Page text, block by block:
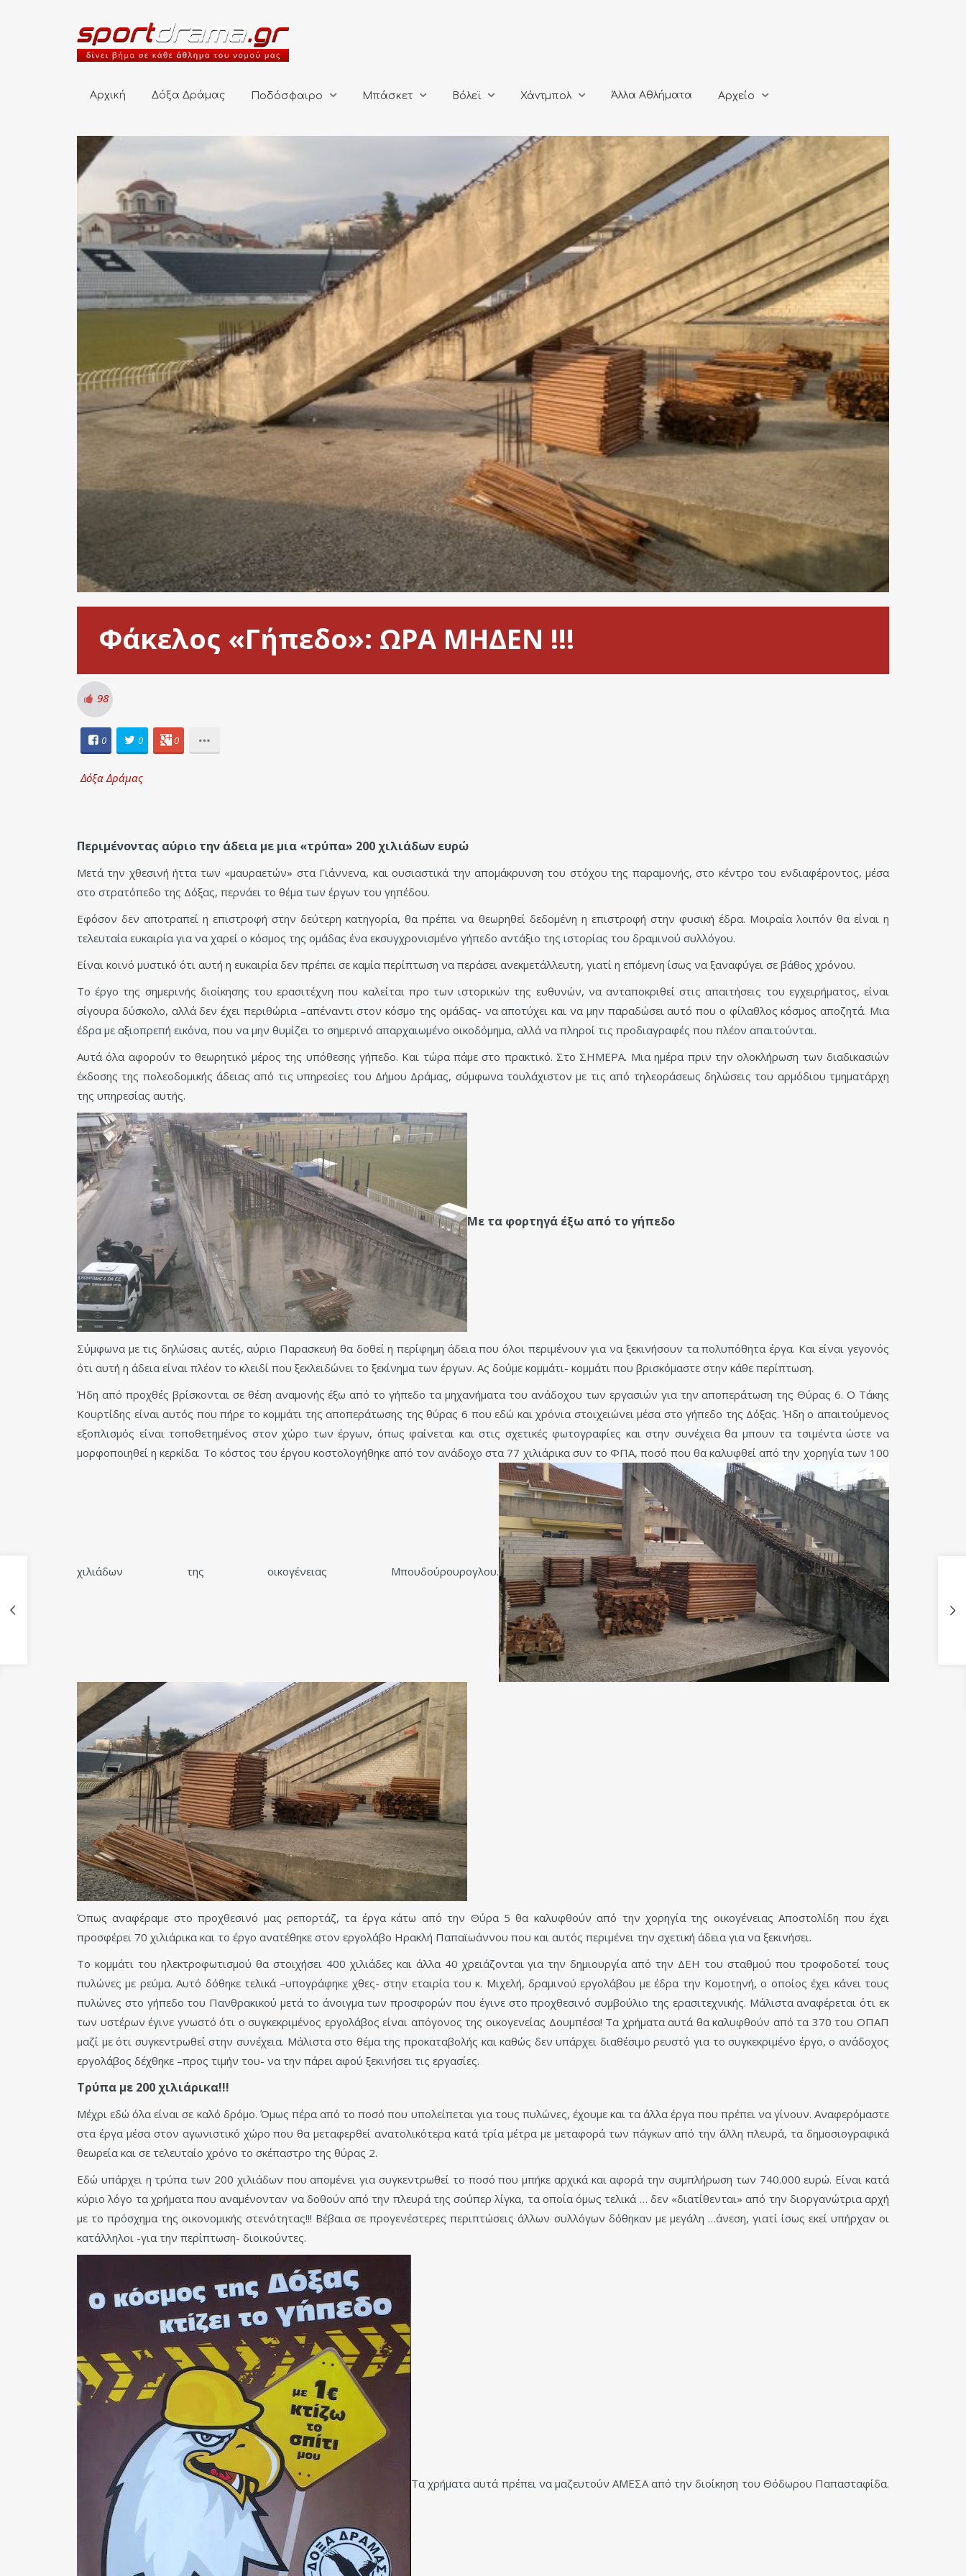
Αρχική Δόξα Δράμας Ποδόσφαιρο Μπάσκετ Βόλεϊ Χάντμπολ Άλλα Αθλήματα Αρχείο
Φάκελος «Γήπεδο»: ΩΡΑ ΜΗΔΕΝ !!!
98
0 0 0
Δόξα Δράμας
Περιμένοντας αύριο την άδεια με μια «τρύπα» 200 χιλιάδων ευρώ
Μετά την χθεσινή ήττα των «μαυραετών» στα Γιάννενα, και ουσιαστικά την απομάκρυνση του στόχου της παραμονής, στο κέντρο του ενδιαφέροντος, μέσα
στο στρατόπεδο της Δόξας, περνάει το θέμα των έργων του γηπέδου.
Εφόσον δεν αποτραπεί η επιστροφή στην δεύτερη κατηγορία, θα πρέπει να θεωρηθεί δεδομένη η επιστροφή στην φυσική έδρα. Μοιραία λοιπόν θα είναι η
τελευταία ευκαιρία για να χαρεί ο κόσμος της ομάδας ένα εκσυγχρονισμένο γήπεδο αντάξιο της ιστορίας του δραμινού συλλόγου.
Είναι κοινό μυστικό ότι αυτή η ευκαιρία δεν πρέπει σε καμία περίπτωση να περάσει ανεκμετάλλευτη, γιατί η επόμενη ίσως να ξαναφύγει σε βάθος χρόνου.
Το έργο της σημερινής διοίκησης του ερασιτέχνη που καλείται προ των ιστορικών της ευθυνών, να ανταποκριθεί στις απαιτήσεις του εγχειρήματος, είναι
σίγουρα δύσκολο, αλλά δεν έχει περιθώρια –απέναντι στον κόσμο της ομάδας- να αποτύχει και να μην παραδώσει αυτό που ο φίλαθλος κόσμος αποζητά. Μια
έδρα με αξιοπρεπή εικόνα, που να μην θυμίζει το σημερινό απαρχαιωμένο οικοδόμημα, αλλά να πληροί τις προδιαγραφές που πλέον απαιτούνται.
Αυτά όλα αφορούν το θεωρητικό μέρος της υπόθεσης γήπεδο. Και τώρα πάμε στο πρακτικό. Στο ΣΗΜΕΡΑ. Μια ημέρα πριν την ολοκλήρωση των διαδικασιών
έκδοσης της πολεοδομικής άδειας από τις υπηρεσίες του Δήμου Δράμας, σύμφωνα τουλάχιστον με τις από τηλεοράσεως δηλώσεις του αρμόδιου τμηματάρχη
της υπηρεσίας αυτής.
Με τα φορτηγά έξω από το γήπεδο
Σύμφωνα με τις δηλώσεις αυτές, αύριο Παρασκευή θα δοθεί η περίφημη άδεια που όλοι περιμένουν για να ξεκινήσουν τα πολυπόθητα έργα. Και είναι γεγονός
ότι αυτή η άδεια είναι πλέον το κλειδί που ξεκλειδώνει το ξεκίνημα των έργων. Ας δούμε κομμάτι- κομμάτι που βρισκόμαστε στην κάθε περίπτωση.
Ήδη από προχθές βρίσκονται σε θέση αναμονής έξω από το γήπεδο τα μηχανήματα του ανάδοχου των εργασιών για την αποπεράτωση της Θύρας 6. Ο Τάκης
Κουρτίδης είναι αυτός που πήρε το κομμάτι της αποπεράτωσης της θύρας 6 που εδώ και χρόνια στοιχειώνει μέσα στο γήπεδο της Δόξας. Ήδη ο απαιτούμενος
εξοπλισμός είναι τοποθετημένος στον χώρο των έργων, όπως φαίνεται και στις σχετικές φωτογραφίες και στην συνέχεια θα μπουν τα τσιμέντα ώστε να
μορφοποιηθεί η κερκίδα. Το κόστος του έργου κοστολογήθηκε από τον ανάδοχο στα 77 χιλιάρικα συν το ΦΠΑ, ποσό που θα καλυφθεί από την χορηγία των 100
χιλιάδων της οικογένειας Μπουδούρουρογλου.
Όπως αναφέραμε στο προχθεσινό μας ρεπορτάζ, τα έργα κάτω από την Θύρα 5 θα καλυφθούν από την χορηγία της οικογένειας Αποστολίδη που έχει
προσφέρει 70 χιλιάρικα και το έργο ανατέθηκε στον εργολάβο Ηρακλή Παπαϊωάννου που και αυτός περιμένει την σχετική άδεια για να ξεκινήσει.
Το κομμάτι του ηλεκτροφωτισμού θα στοιχήσει 400 χιλιάδες και άλλα 40 χρειάζονται για την δημιουργία από την ΔΕΗ του σταθμού που τροφοδοτεί τους
πυλώνες με ρεύμα. Αυτό δόθηκε τελικά –υπογράφηκε χθες- στην εταιρία του κ. Μιχελή, δραμινού εργολάβου με έδρα την Κομοτηνή, ο οποίος έχει κάνει τους
πυλώνες στο γήπεδο του Πανθρακικού μετά το άνοιγμα των προσφορών που έγινε στο προχθεσινό συμβούλιο της ερασιτεχνικής. Μάλιστα αναφέρεται ότι εκ
των υστέρων έγινε γνωστό ότι ο συγκεκριμένος εργολάβος είναι απόγονος της οικογενείας Δουμπέσα! Τα χρήματα αυτά θα καλυφθούν από τα 370 του ΟΠΑΠ
μαζί με ότι συγκεντρωθεί στην συνέχεια. Μάλιστα στο θέμα της προκαταβολής και καθώς δεν υπάρχει διαθέσιμο ρευστό για το συγκεκριμένο έργο, ο ανάδοχος
εργολάβος δέχθηκε –προς τιμήν του- να την πάρει αφού ξεκινήσει τις εργασίες.
Τρύπα με 200 χιλιάρικα!!!
Μέχρι εδώ όλα είναι σε καλό δρόμο. Όμως πέρα από το ποσό που υπολείπεται για τους πυλώνες, έχουμε και τα άλλα έργα που πρέπει να γίνουν. Αναφερόμαστε
στα έργα μέσα στον αγωνιστικό χώρο που θα μεταφερθεί ανατολικότερα κατά τρία μέτρα με μεταφορά των πάγκων από την άλλη πλευρά, τα δημοσιογραφικά
θεωρεία και σε τελευταίο χρόνο το σκέπαστρο της θύρας 2.
Εδώ υπάρχει η τρύπα των 200 χιλιάδων που απομένει για συγκεντρωθεί το ποσό που μπήκε αρχικά και αφορά την συμπλήρωση των 740.000 ευρώ. Είναι κατά
κύριο λόγο τα χρήματα που αναμένονταν να δοθούν από την πλευρά της σούπερ λίγκα, τα οποία όμως τελικά … δεν «διατίθενται» από την διοργανώτρια αρχή
με το πρόσχημα της οικονομικής στενότητας!!! Βέβαια σε προγενέστερες περιπτώσεις άλλων συλλόγων δόθηκαν με μεγάλη …άνεση, γιατί ίσως εκεί υπήρχαν οι
κατάλληλοι -για την περίπτωση- διοικούντες.
Τα χρήματα αυτά πρέπει να μαζευτούν ΑΜΕΣΑ από την διοίκηση του Θόδωρου Παπασταφίδα.